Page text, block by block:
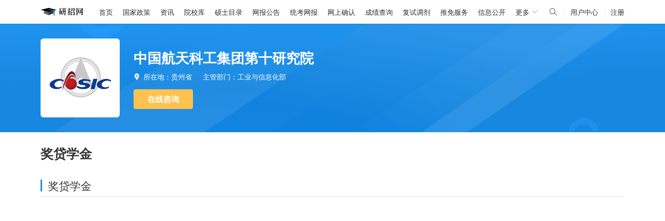
首页 国家政策 资讯 院校库 硕士目录 网报公告 统考网报 网上确认 成绩查询 复试调剂 推免服务 信息公开 更多 用户中心 注册
中国航天科工集团第十研究院
 所在地：贵州省 主管部门：工业与信息化部
在线咨询
奖贷学金
奖贷学金